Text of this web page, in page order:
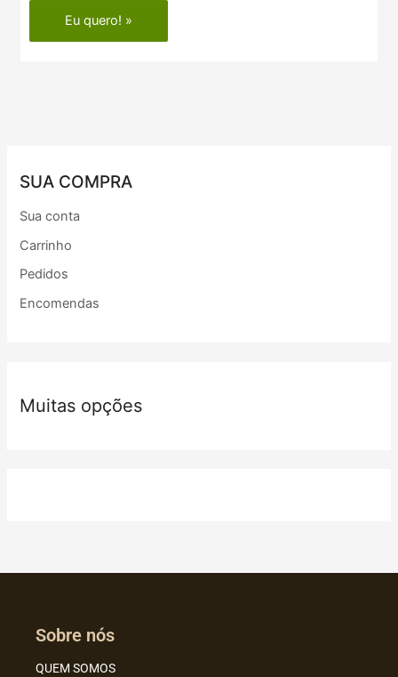
Eu quero! »
SUA COMPRA
Sua conta
Carrinho
Pedidos
Encomendas
Muitas opções
Sobre nós
QUEM SOMOS